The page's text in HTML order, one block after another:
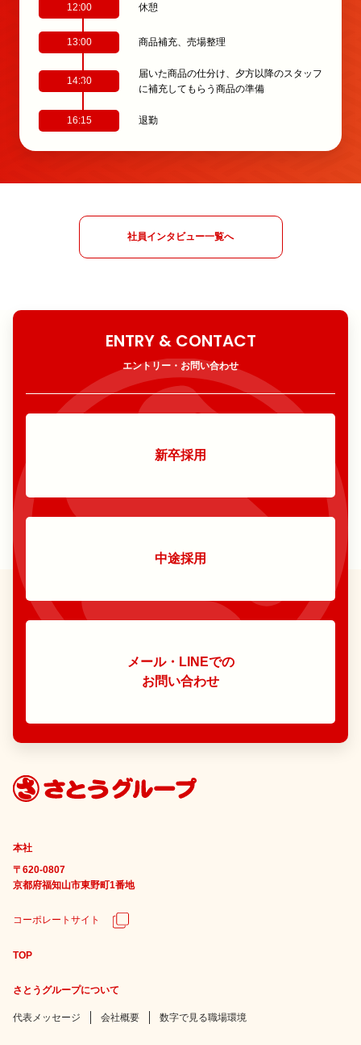
12:00 休憩
13:00 商品補充、売場整理
14:30
届いた商品の仕分け、夕方以降のスタッフ
に補充してもらう商品の準備
16:15 退勤
社員インタビュー一覧へ
ENTRY & CONTACT
エントリー・お問い合わせ
新卒採用
中途採用
メール・LINEでの
お問い合わせ
本社
〒620-0807
京都府福知山市東野町1番地
コーポレートサイト
TOP
さとうグループについて
代表メッセージ 会社概要 数字で見る職場環境